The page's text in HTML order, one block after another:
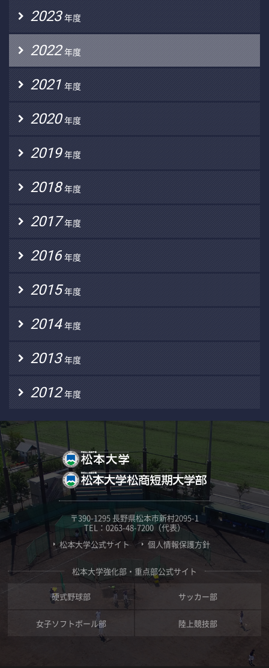
2023 年度
2022 年度
2021 年度
2020 年度
2019 年度
2018 年度
2017 年度
2016 年度
2015 年度
2014 年度
2013 年度
2012 年度
〒390-1295 長野県松本市新村2095-1
TEL：0263-48-7200（代表）
松本大学公式サイト
個人情報保護方針
松本大学強化部・重点部公式サイト
硬式野球部 サッカー部
女子ソフトボール部 陸上競技部